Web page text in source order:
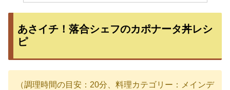
あさイチ！落合シェフのカポナータ丼レシ
ピ
（調理時間の目安：20分、料理カテゴリー：メインデ